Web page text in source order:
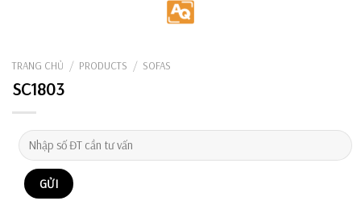
TRANG CHỦ / PRODUCTS / SOFAS
SC1803